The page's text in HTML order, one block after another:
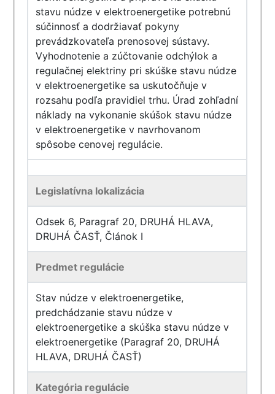
stavu núdze v elektroenergetike potrebnú
súčinnosť a dodržiavať pokyny
prevádzkovateľa prenosovej sústavy.
Vyhodnotenie a zúčtovanie odchýlok a
regulačnej elektriny pri skúške stavu núdze
v elektroenergetike sa uskutočňuje v
rozsahu podľa pravidiel trhu. Úrad zohľadní
náklady na vykonanie skúšok stavu núdze
v elektroenergetike v navrhovanom
spôsobe cenovej regulácie.
Legislatívna lokalizácia
Odsek 6, Paragraf 20, DRUHÁ HLAVA,
DRUHÁ ČASŤ, Článok I
Predmet regulácie
Stav núdze v elektroenergetike,
predchádzanie stavu núdze v
elektroenergetike a skúška stavu núdze v
elektroenergetike (Paragraf 20, DRUHÁ
HLAVA, DRUHÁ ČASŤ)
Kategória regulácie